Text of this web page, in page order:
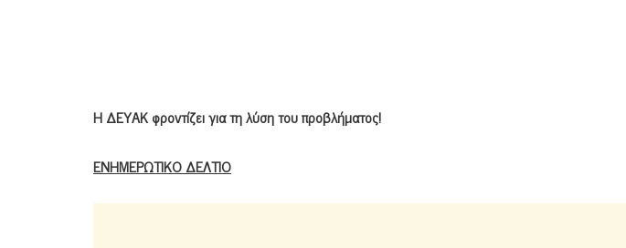
Η ΔΕΥΑΚ φροντίζει για τη λύση του προβλήματος!
ΕΝΗΜΕΡΩΤΙΚΟ ΔΕΛΤΙΟ